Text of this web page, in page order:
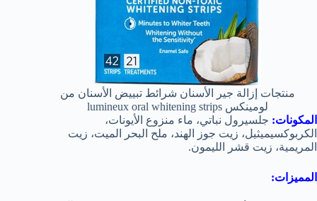
منتجات إزالة جير الأسنان شرائط تبييض الأسنان من
لومينكس lumineux oral whitening strips
المكونات: جلسيرول نباتي، ماء منزوع الأيونات،
الكربوكسيميثيل، زيت جوز الهند، ملح البحر الميت، زيت
المريمية، زيت قشر الليمون.
المميزات: